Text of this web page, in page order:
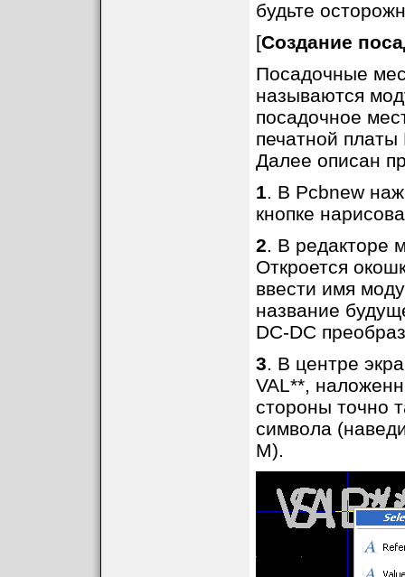
будьте
[Создание
Посадочные
называются
посадочное
печатной
Далее описан
1. В Pcbnew
кнопке
2. В редакторе
Откроется
ввести имя
название
DC-DC
3. В центре
VAL**,
стороны точно
символа
M).